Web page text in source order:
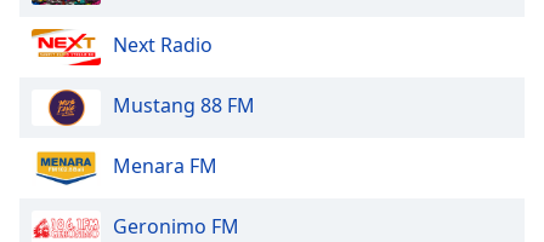
Done
Dialog
dialog
window.
Next Radio
Mustang 88 FM
Menara FM
Geronimo FM